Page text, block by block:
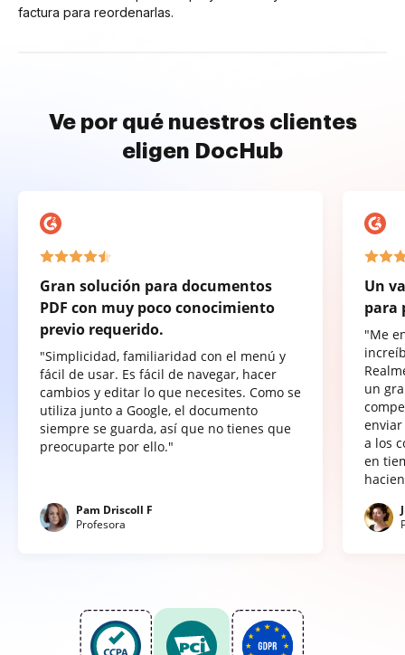
factura para reordenarlas.
Ve por qué nuestros clientes
eligen DocHub
Gran solución para documentos
PDF con muy poco conocimiento
previo requerido.
"Simplicidad, familiaridad con el menú y
fácil de usar. Es fácil de navegar, hacer
cambios y editar lo que necesites. Como se
utiliza junto a Google, el documento
siempre se guarda, así que no tienes que
preocuparte por ello."
Pam Driscoll F
Profesora
Un
para
"Me
un
a los
en